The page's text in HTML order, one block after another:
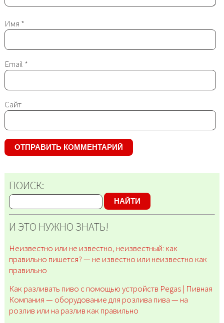
Имя *
Email *
Сайт
ПОИСК:
НАЙТИ
И ЭТО НУЖНО ЗНАТЬ!
Неизвестно или не известно, неизвестный: как
правильно пишется? — не известно или неизвестно как
правильно
Как разливать пиво с помощью устройств Pegas | Пивная
Компания — оборудование для розлива пива — на
розлив или на разлив как правильно